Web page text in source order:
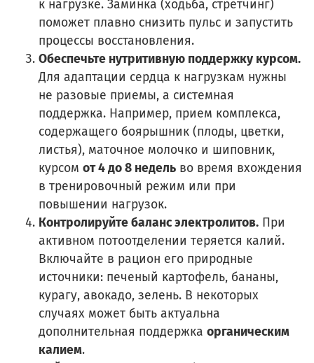
к нагрузке. Заминка (ходьба, стретчинг)
поможет плавно снизить пульс и запустить
процессы восстановления.
Обеспечьте нутритивную поддержку курсом.
Для адаптации сердца к нагрузкам нужны
не разовые приемы, а системная
поддержка. Например, прием комплекса,
содержащего боярышник (плоды, цветки,
листья), маточное молочко и шиповник,
курсом от 4 до 8 недель во время вхождения
в тренировочный режим или при
повышении нагрузок.
Контролируйте баланс электролитов. При
активном потоотделении теряется калий.
Включайте в рацион его природные
источники: печеный картофель, бананы,
курагу, авокадо, зелень. В некоторых
случаях может быть актуальна
дополнительная поддержка органическим
калием.